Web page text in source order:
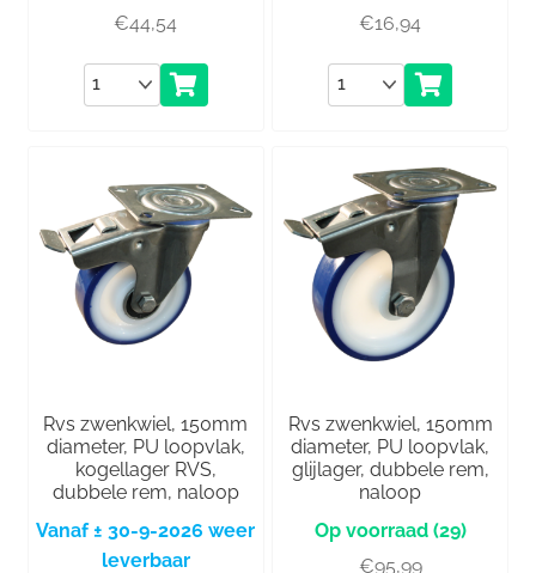
€44,54
Aantal
€16,94
Aantal
Rvs zwenkwiel, 150mm
diameter, PU loopvlak,
kogellager RVS,
dubbele rem, naloop
Vanaf ± 30-9-2026 weer
leverbaar
Rvs zwenkwiel, 150mm
diameter, PU loopvlak,
glijlager, dubbele rem,
naloop
(29)
€95,99